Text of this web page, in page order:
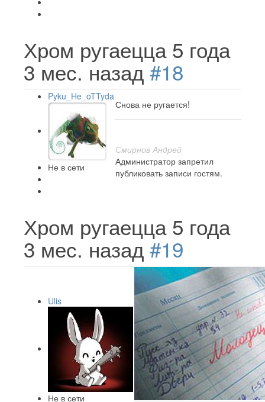
Хром ругаецца 5 года
3 мес. назад #18
Pyku_He_oTTyda
Не в сети
Снова не ругается!
Смирнов Андрей
Администратор запретил
публиковать записи гостям.
Хром ругаецца 5 года
3 мес. назад #19
Ulis
Не в сети